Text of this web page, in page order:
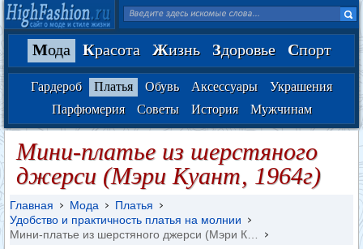
Мода Красота Жизнь Здоровье Спорт
Гардероб Платья Обувь Аксессуары
Украшения
Парфюмерия
Советы История Мужчинам
Мини-платье из шерстяного
джерси (Мэри Куант, 1964г)
Главная Мода
Платья
Удобство и практичность платья на молнии
Мини-платье из шерстяного джерси (Мэри К…